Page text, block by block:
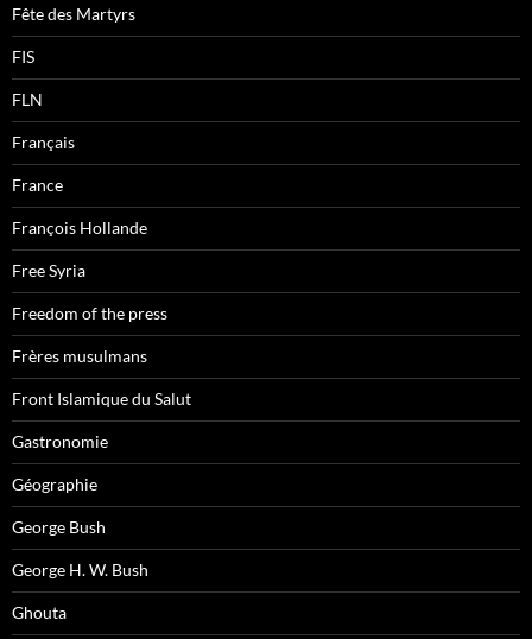
Fête des Martyrs
FIS
FLN
Français
France
François Hollande
Free Syria
Freedom of the press
Frères musulmans
Front Islamique du Salut
Gastronomie
Géographie
George Bush
George H. W. Bush
Ghouta